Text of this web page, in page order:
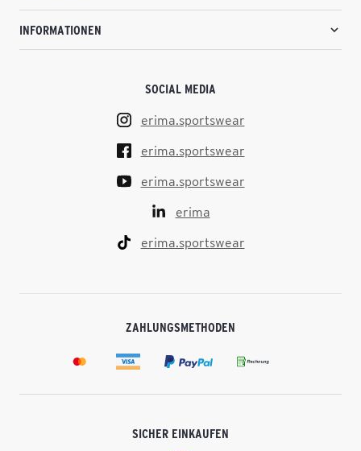
INFORMATIONEN
SOCIAL MEDIA
erima.sportswear
erima.sportswear
erima.sportswear
erima
erima.sportswear
ZAHLUNGSMETHODEN
SICHER EINKAUFEN